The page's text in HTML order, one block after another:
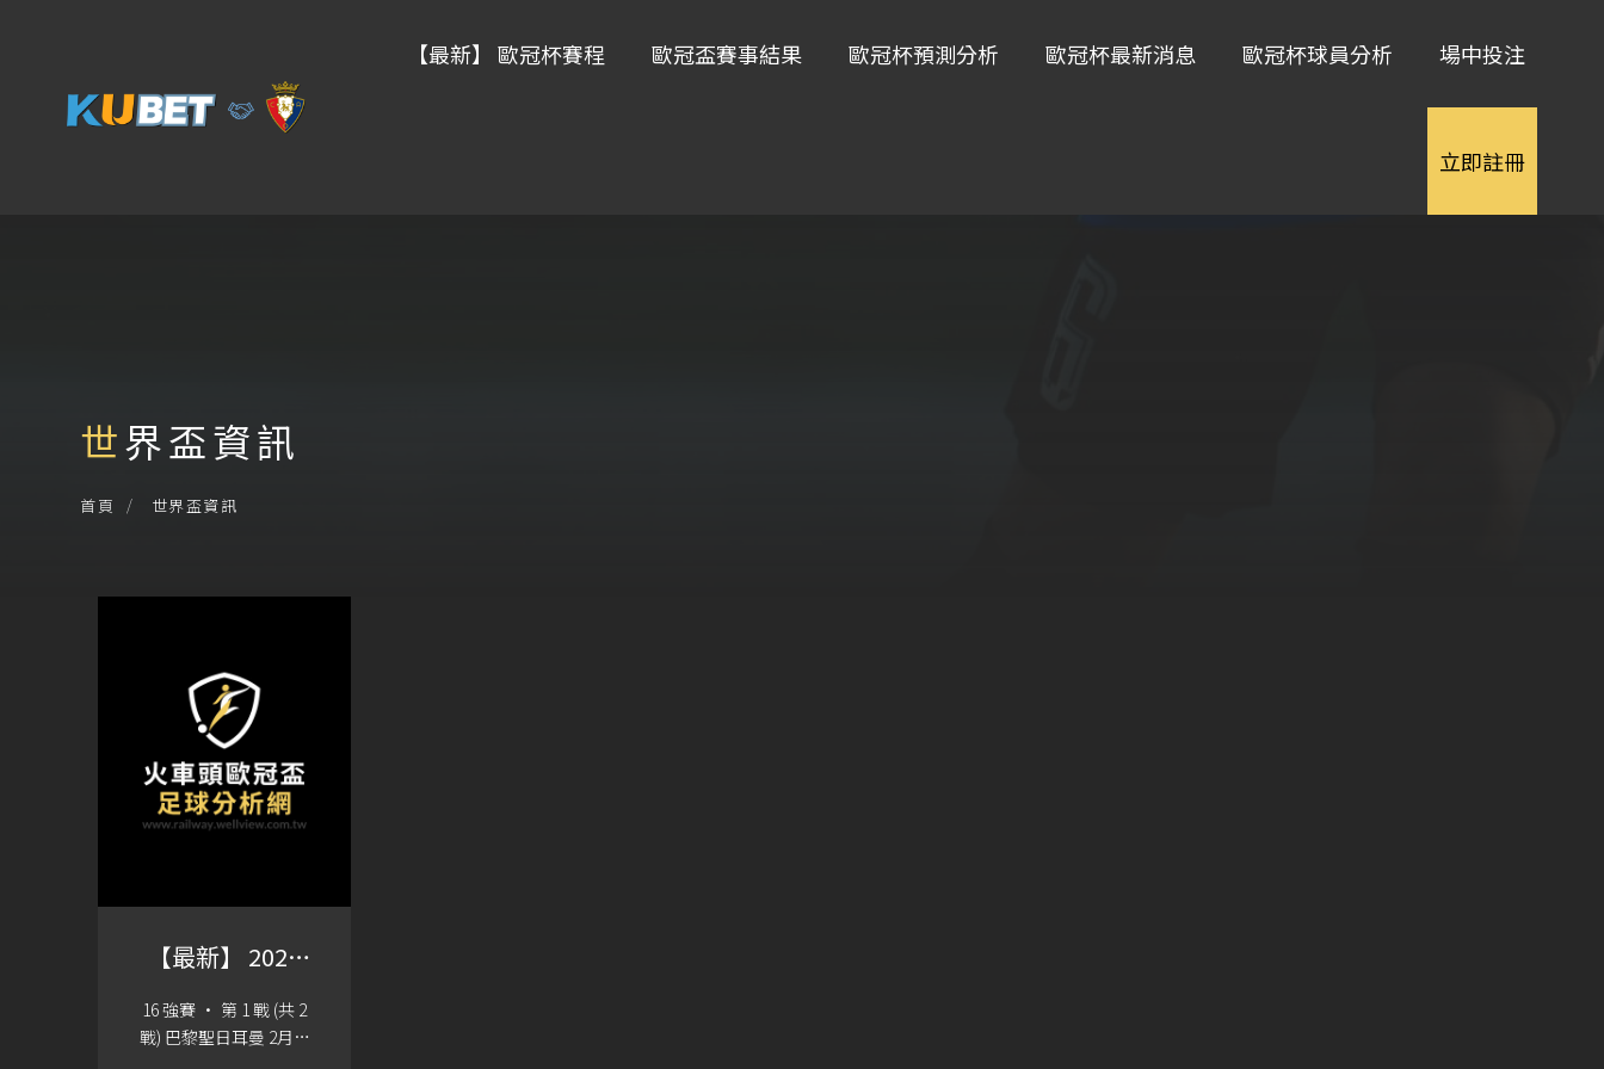
【最新】 歐冠杯賽程 歐冠盃賽事結果 歐冠杯預測分析 歐冠杯最新消息 歐冠杯球員分析 場中投注
立即註冊
世界盃資訊
首頁 世界盃資訊
【最新】 2024
歐冠盃 賽程
16 強賽 · 第 1 戰 (共 2
戰) 巴黎聖日耳曼 2月15